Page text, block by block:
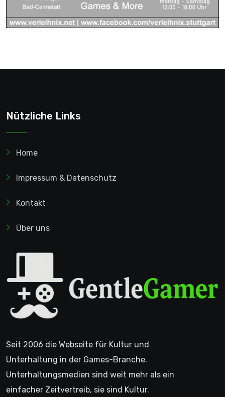
Nützliche Links
Home
Impressum & Datenschutz
Kontakt
Über uns
Seit 2006 die Webseite für Kultur und
Unterhaltung in der Games-Branche.
Unterhaltungsmedien sind weit mehr als ein
einfacher Zeitvertreib, sie sind Kultur.